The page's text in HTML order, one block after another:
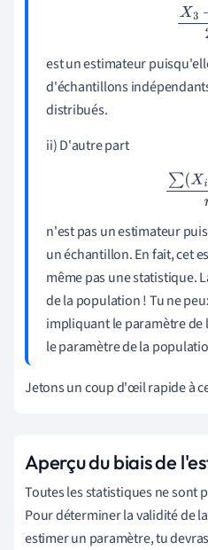
X3+
est un estimateur
d'échantillons
distribués.
ii) D'autre part
∑(Xi−
n'est pas un estimateur
un échantillon. En fait, cet
même pas une statistique.
de la population ! Tu ne
impliquant le paramètre
le paramètre de la
Jetons un coup d'œil rapide à
Aperçu du biais de
Toutes les statistiques ne sont
Pour déterminer la validité de
estimer un paramètre, tu